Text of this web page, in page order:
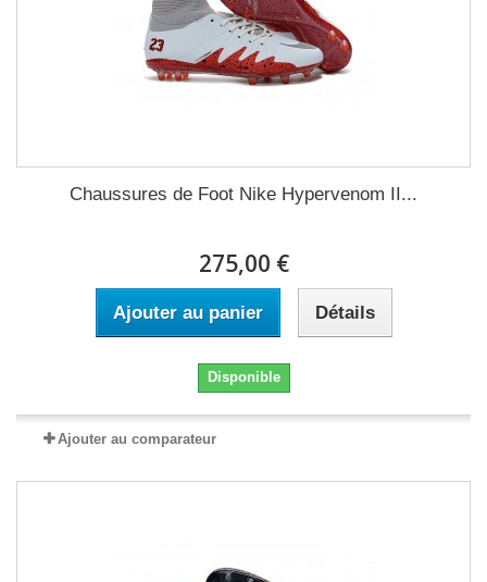
Chaussures de Foot Nike Hypervenom II...
275,00 €
Ajouter au panier Détails
Disponible
Ajouter au comparateur